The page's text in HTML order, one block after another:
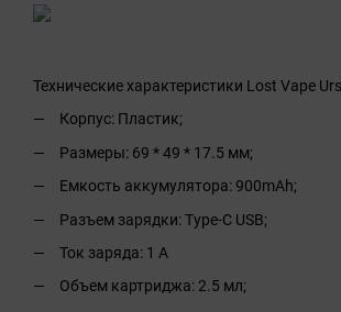
Технические характеристики Lost Vape
Корпус: Пластик;
Размеры: 69 * 49 * 17.5 мм;
Емкость аккумулятора: 900mAh;
Разъем зарядки: Type-C USB;
Ток заряда: 1 А
Объем картриджа: 2.5 мл;